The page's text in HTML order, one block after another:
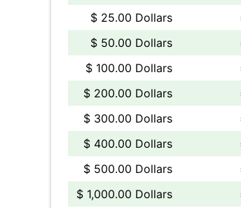
$ 25.00 Dollars
$ 50.00 Dollars
$ 100.00 Dollars
$ 200.00 Dollars
$ 300.00 Dollars
$ 400.00 Dollars
$ 500.00 Dollars
$ 1,000.00 Dollars